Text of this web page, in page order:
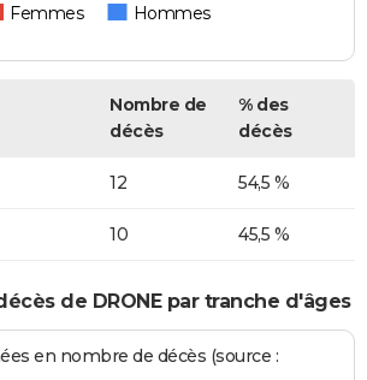
Femmes Hommes
Nombre de
décès
% des
décès
12 54,5 %
10 45,5 %
de DRONE par tranche d'âges
en nombre de décès (source :